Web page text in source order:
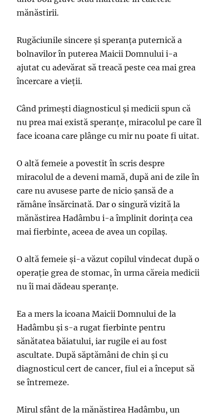
mănăstirii.
Rugăciunile sincere și speranța puternică a
bolnavilor în puterea Maicii Domnului i-a
ajutat cu adevărat să treacă peste cea mai grea
încercare a vieții.
Când primești diagnosticul și medicii spun că
nu prea mai există speranțe, miracolul pe care îl
face icoana care plânge cu mir nu poate fi uitat.
O altă femeie a povestit în scris despre
miracolul de a deveni mamă, după ani de zile în
care nu avusese parte de nicio șansă de a
rămâne însărcinată. Dar o singură vizită la
mănăstirea Hadâmbu i-a împlinit dorința cea
mai fierbinte, aceea de avea un copilaș.
O altă femeie și-a văzut copilul vindecat după o
operație grea de stomac, în urma căreia medicii
nu îi mai dădeau speranțe.
Ea a mers la icoana Maicii Domnului de la
Hadâmbu și s-a rugat fierbinte pentru
sănătatea băiatului, iar rugile ei au fost
ascultate. După săptămâni de chin și cu
diagnosticul cert de cancer, fiul ei a început să
se întremeze.
Mirul sfânt de la mănăstirea Hadâmbu, un